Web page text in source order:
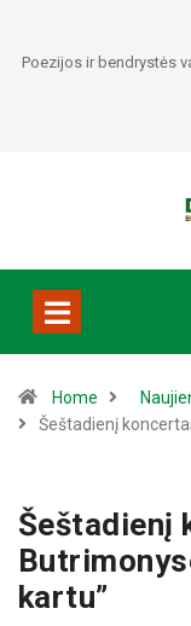
Poezijos ir bendrystės
tėviškėje
Home
Šeštadienį
Šeštadienį
kartu”